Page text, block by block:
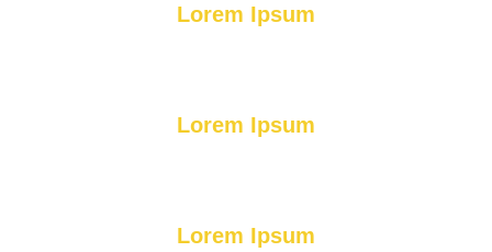
Lorem Ipsum
Lorem Ipsum
Lorem Ipsum